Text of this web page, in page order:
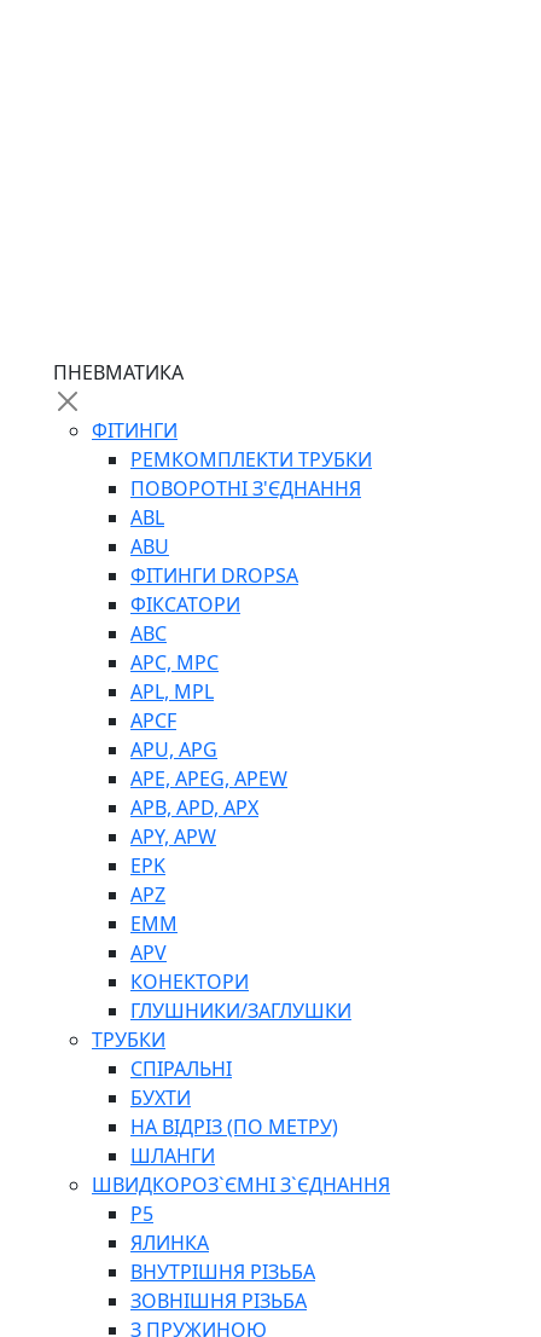
ПНЕВМАТИКА
ФІТИНГИ
РЕМКОМПЛЕКТИ ТРУБКИ
ПОВОРОТНІ З'ЄДНАННЯ
ABL
ABU
ФІТИНГИ DROPSA
ФІКСАТОРИ
ABC
APC, MPC
APL, MPL
APCF
APU, APG
APE, APEG, APEW
APB, APD, APX
APY, APW
EPK
APZ
EMM
APV
КОНЕКТОРИ
ГЛУШНИКИ/ЗАГЛУШКИ
ТРУБКИ
СПІРАЛЬНІ
БУХТИ
НА ВІДРІЗ (ПО МЕТРУ)
ШЛАНГИ
ШВИДКОРОЗ`ЄМНІ З`ЄДНАННЯ
P5
ЯЛИНКА
ВНУТРІШНЯ РІЗЬБА
ЗОВНІШНЯ РІЗЬБА
З ПРУЖИНОЮ